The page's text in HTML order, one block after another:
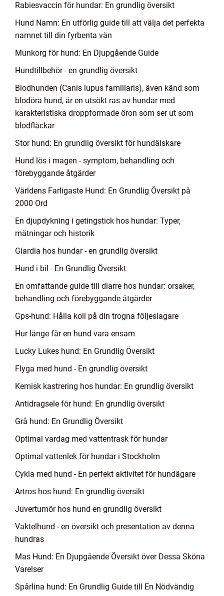
Rabiesvaccin för hundar: En grundlig översikt
Hund Namn: En utförlig guide till att välja det perfekta
namnet till din fyrbenta vän
Munkorg för hund: En Djupgående Guide
Hundtillbehör - en grundlig översikt
Blodhunden (Canis lupus familiaris), även känd som
blodöra hund, är en utsökt ras av hundar med
karakteristiska droppformade öron som ser ut som
blodfläckar
Stor hund: En grundlig översikt för hundälskare
Hund lös i magen - symptom, behandling och
förebyggande åtgärder
Världens Farligaste Hund: En Grundlig Översikt på
2000 Ord
En djupdykning i getingstick hos hundar: Typer,
mätningar och historik
Giardia hos hundar - en grundlig översikt
Hund i bil - En Grundlig Översikt
En omfattande guide till diarre hos hundar: orsaker,
behandling och förebyggande åtgärder
Gps-hund: Hålla koll på din trogna följeslagare
Hur länge får en hund vara ensam
Lucky Lukes hund: En Grundlig Översikt
Flyga med hund - En grundlig översikt
Kemisk kastrering hos hundar: En grundlig översikt
Antidragsele för hund: En grundlig översikt
Grå hund: En Grundlig Översikt
Optimal vardag med vattentrask för hundar
Optimal vattenlek för hundar i Stockholm
Cykla med hund - En perfekt aktivitet för hundägare
Artros hos hund: En grundlig översikt
Juvertumör hos hund en grundlig översikt
Vaktelhund - en översikt och presentation av denna
hundras
Mas Hund: En Djupgående Översikt över Dessa Sköna
Varelser
Spårlina hund: En Grundlig Guide till En Nödvändig